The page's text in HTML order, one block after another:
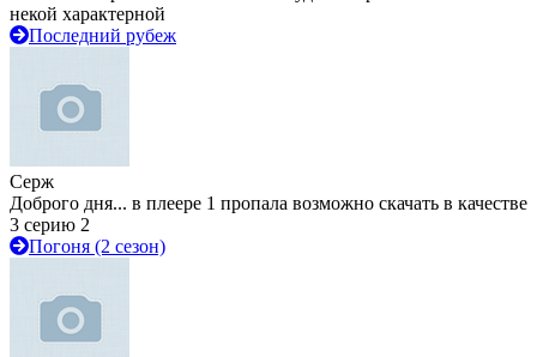
некой характерной
Последний рубеж
Серж
Доброго дня... в плеере 1 пропала возможно скачать в качестве
3 серию 2
Погоня (2 сезон)